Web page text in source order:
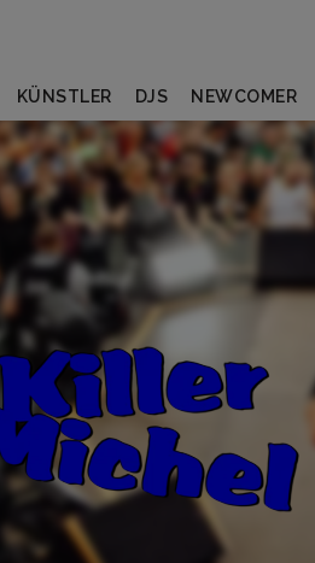
KÜNSTLER DJS NEWCOMER